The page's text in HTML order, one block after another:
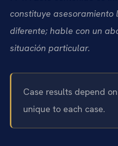
constituye asesoramiento
diferente; hable con un
situación particular.
Case results depend
unique to each case.